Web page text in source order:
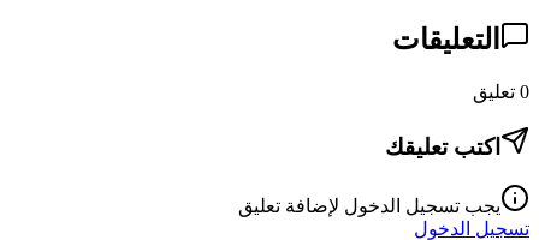
التعليقات
0 تعليق
اكتب تعليقك
يجب تسجيل الدخول لإضافة تعليق
تسجيل الدخول